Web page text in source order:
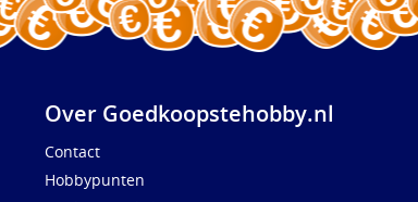
Over Goedkoopstehobby.nl
Contact
Hobbypunten